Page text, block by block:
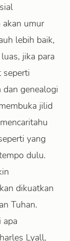
umur
lebih baik,
jika para
seperti
dan genealogi
jilid
yang
dulu.
dikuatkan
Tuhan.
apa
Lyall,